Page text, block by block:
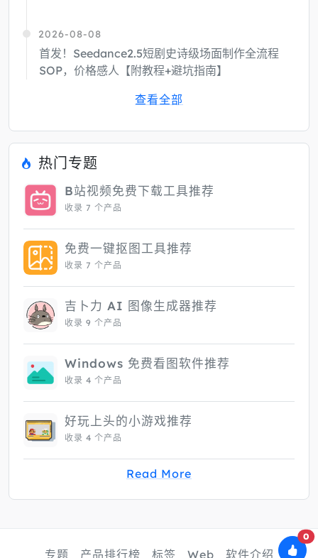
0
2026-08-08
首发！Seedance2.5短剧史诗级场面制作全流程
SOP，价格感人【附教程+避坑指南】
查看全部
热门专题
B站视频免费下载工具推荐
收录 7 个产品
免费一键抠图工具推荐
收录 7 个产品
吉卜力 AI 图像生成器推荐
收录 9 个产品
Windows 免费看图软件推荐
收录 4 个产品
好玩上头的小游戏推荐
收录 4 个产品
Read More
专题 产品排行榜 标签 Web 软件介绍